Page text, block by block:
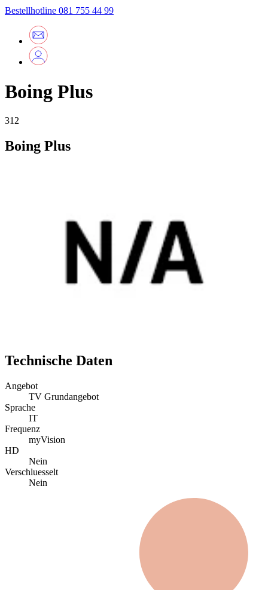
Bestellhotline 081 755 44 99
Boing Plus
312
Boing Plus
Technische Daten
Angebot
TV Grundangebot
Sprache
IT
Frequenz
myVision
HD
Nein
Verschluesselt
Nein